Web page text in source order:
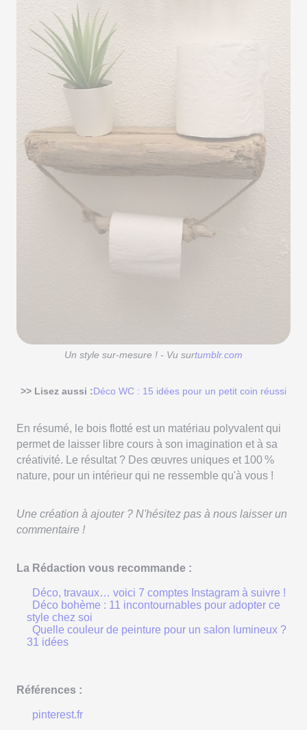
Un style sur-mesure ! - Vu surtumblr.com
>> Lisez aussi :Déco WC : 15 idées pour un petit coin réussi
En résumé, le bois flotté est un matériau polyvalent qui
permet de laisser libre cours à son imagination et à sa
créativité. Le résultat ? Des œuvres uniques et 100 %
nature, pour un intérieur qui ne ressemble qu'à vous !
Une création à ajouter ? N'hésitez pas à nous laisser un
commentaire !
La Rédaction vous recommande :
Déco, travaux… voici 7 comptes Instagram à suivre !
Déco bohème : 11 incontournables pour adopter ce
style chez soi
Quelle couleur de peinture pour un salon lumineux ?
31 idées
Références :
pinterest.fr